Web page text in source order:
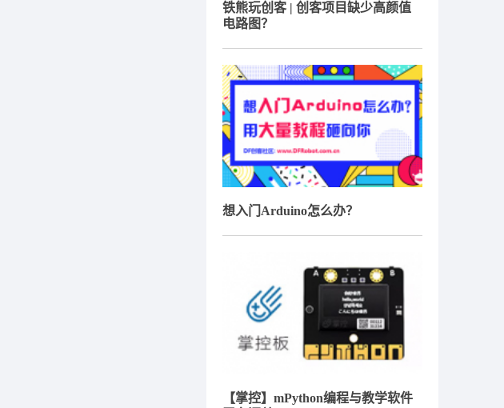
铁熊玩创客 | 创客项目缺少高颜值
电路图？
想入门Arduino怎么办？
【掌控】mPython编程与教学软件